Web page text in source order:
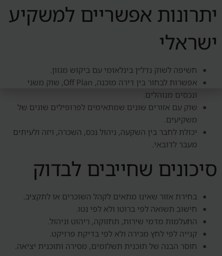
יתרונות אפשריים למשקיע
ישראלי
חשיפה לשוק נדל״ן בינלאומי עם ביקוש מגוון.
אפשרות לבחור בין דירה מוכנה, Off Plan, שוק משני
ונכסים מנוהלים.
שוק עם אזורים שונים שמתאימים לפרופילים שונים של
משקיעים.
יכולת לחבר בין השקעה, ניהול נכס, השכרה, ויזה ולעיתים
מעבר לדובאי.
סיכונים שחייבים לבדוק
בחירת אזור שאינו מתאים לקהל השוכרים או לתקציב.
חישוב תשואה לפי ברוטו ולא לפי נטו.
התעלמות מדמי שירות, תחזוקה, ריהוט וניהול.
קנייה לפי לחץ מכירה ולא לפי בדיקת פרויקט.
חוסר הבנה של תוכנית תשלומים, מסירה ותוכנית יציאה.